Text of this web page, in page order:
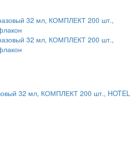
32 мл, КОМПЛЕКТ 200 шт., HOTEL